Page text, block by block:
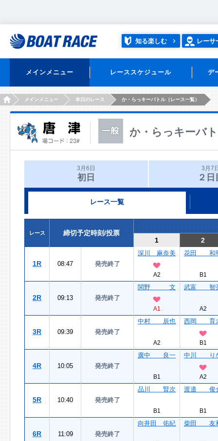
知る楽しむ レーサ
メインメニュー レーススケジュール デ
HOMEメインメニュー 本日のレース か・らっキーバトル（レース一覧）
か・らっキーバ
3月6日
初日
3月7
２日
レース一覧
レース
締切予定時刻/投票
1
2
1R 08:47 発売終了
深川 麻奈美
A2
花田 和
B1
2R 09:13 発売終了
関野 文
A1
武富 智
A2
3R 09:39 発売終了
中村 辰也
A2
西岡 育
B1
4R 10:05 発売終了
廣中 良一
B1
中川 り
A2
5R 10:40 発売終了
品川 賢次
B1
渡邉 俊
B1
6R 11:09 発売終了
向井田 佑紀 柴田 友